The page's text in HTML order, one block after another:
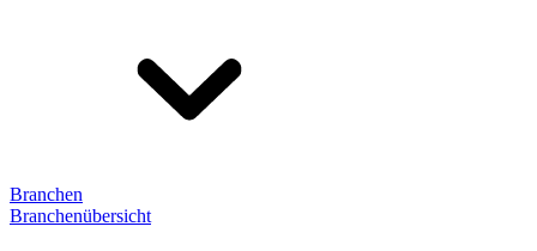
Branchen
Branchenübersicht